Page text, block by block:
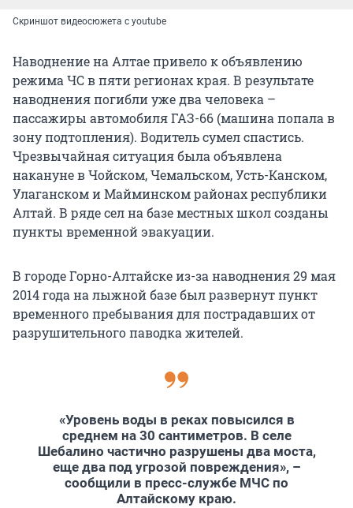
Скриншот видеосюжета с youtube
Наводнение на Алтае привело к объявлению
режима ЧС в пяти регионах края. В результате
наводнения погибли уже два человека –
пассажиры автомобиля ГАЗ-66 (машина попала в
зону подтопления). Водитель сумел спастись.
Чрезвычайная ситуация была объявлена
накануне в Чойском, Чемальском, Усть-Канском,
Улаганском и Майминском районах республики
Алтай. В ряде сел на базе местных школ созданы
пункты временной эвакуации.
В городе Горно-Алтайске из-за наводнения 29 мая
2014 года на лыжной базе был развернут пункт
временного пребывания для пострадавших от
разрушительного паводка жителей.
«Уровень воды в реках повысился в
среднем на 30 сантиметров. В селе
Шебалино частично разрушены два моста,
еще два под угрозой повреждения», –
сообщили в пресс-службе МЧС по
Алтайскому краю.